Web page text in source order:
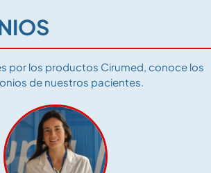
por los productos Cirumed, conoce los
de nuestros pacientes.